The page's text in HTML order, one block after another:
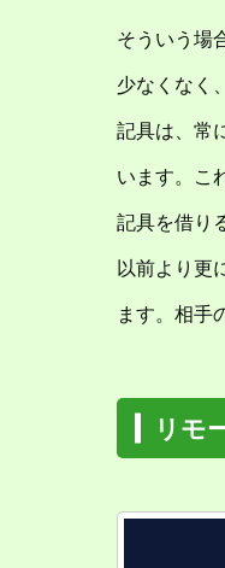
そういう場
少なくなく
記具は、常
います。こ
記具を借り
以前より更
ます。相手
リモ